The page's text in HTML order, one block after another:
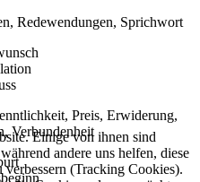
Redewendungen, Sprichwort
Preis, Erwiderung,
Verbundenheit
Einige von ihnen sind
andere uns helfen, diese
(Tracking Cookies).